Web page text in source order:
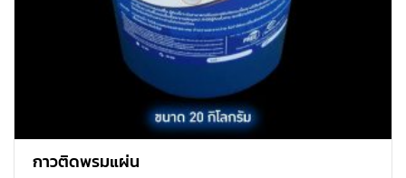
กาวติดพรมแผ่น